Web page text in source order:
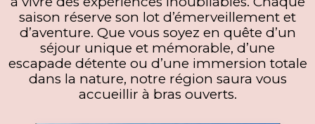
saison réserve son lot d’émerveillement et
d’aventure. Que vous soyez en quête d’un
séjour unique et mémorable, d’une
escapade détente ou d’une immersion totale
dans la nature, notre région saura vous
accueillir à bras ouverts.